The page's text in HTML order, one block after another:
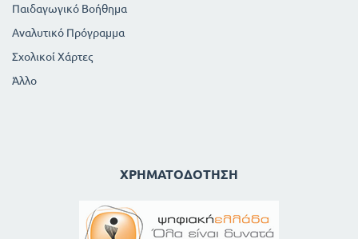
Παιδαγωγικό Βοήθημα
Αναλυτικό Πρόγραμμα
Σχολικοί Χάρτες
Άλλο
ΧΡΗΜΑΤΟΔΌΤΗΣΗ